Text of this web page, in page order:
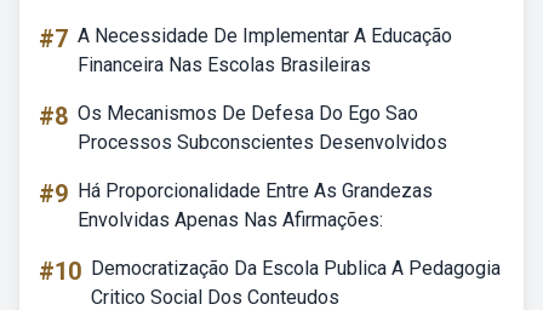
#7 A Necessidade De Implementar A Educação
Financeira Nas Escolas Brasileiras
#8 Os Mecanismos De Defesa Do Ego Sao
Processos Subconscientes Desenvolvidos
#9 Há Proporcionalidade Entre As Grandezas
Envolvidas Apenas Nas Afirmações:
#10 Democratização Da Escola Publica A Pedagogia
Critico Social Dos Conteudos